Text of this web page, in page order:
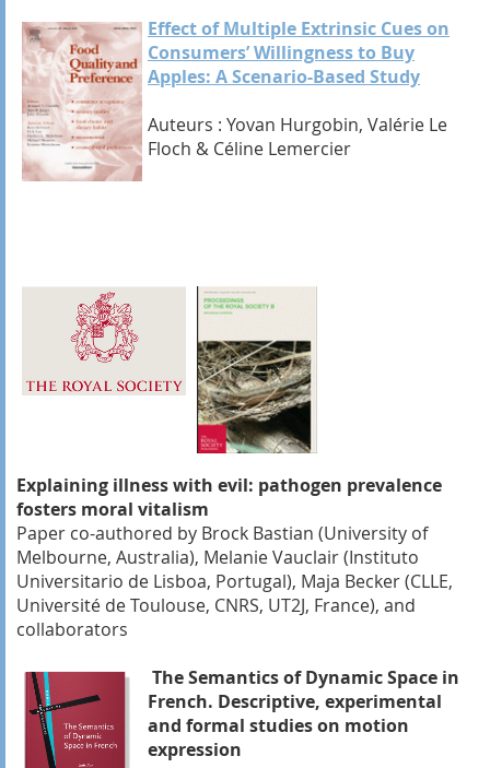
Effect of Multiple Extrinsic Cues on
Consumers’ Willingness to Buy
Apples: A Scenario-Based Study
Auteurs : Yovan Hurgobin, Valérie Le
Floch & Céline Lemercier
Explaining illness with evil: pathogen prevalence
fosters moral vitalism
Paper co-authored by Brock Bastian (University of
Melbourne, Australia), Melanie Vauclair (Instituto
Universitario de Lisboa, Portugal), Maja Becker (CLLE,
Université de Toulouse, CNRS, UT2J, France), and
collaborators
The Semantics of Dynamic Space in
French. Descriptive, experimental
and formal studies on motion
expression